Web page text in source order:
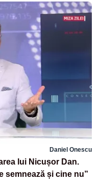
Daniel Onescu
lui Nicușor Dan.
semnează și cine nu”